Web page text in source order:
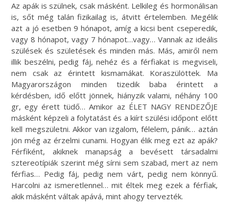
Az apák is szülnek, csak másként. Lelkileg és hormonálisan
is, sőt még talán fizikailag is, átvitt értelemben. Megélik
azt a jó esetben 9 hónapot, amíg a kicsi bent cseperedik,
vagy 8 hónapot, vagy 7 hónapot…vagy… Vannak az ideális
szülések és születések és minden más. Más, amiről nem
illik beszélni, pedig fáj, nehéz és a férfiakat is megviseli,
nem csak az érintett kismamákat. Koraszülöttek. Ma
Magyarországon minden tizedik baba érintett a
kérdésben, idő előtt jönnek, hiányzik valami, néhány 100
gr, egy érett tüdő… Amikor az ÉLET NAGY RENDEZŐJE
másként képzeli a folytatást és a kiírt szülési időpont előtt
kell megszületni. Akkor van izgalom, félelem, pánik… aztán
jön még az érzelmi cunami. Hogyan élik meg ezt az apák?
Férfiként, akiknek manapság a bevésett társadalmi
sztereotípiák szerint még sírni sem szabad, mert az nem
férfias… Pedig fáj, pedig nem várt, pedig nem könnyű.
Harcolni az ismeretlennel… mit éltek meg ezek a férfiak,
akik másként váltak apává, mint ahogy tervezték.